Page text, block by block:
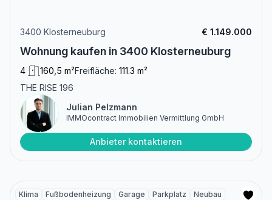
3400 Klosterneuburg € 1.149.000
Wohnung kaufen in 3400 Klosterneuburg
4 160,5 m²Freifläche: 111.3 m²
THE RISE 196
Julian Pelzmann
IMMOcontract Immobilien Vermittlung GmbH
Anbieter kontaktieren
Klima Fußbodenheizung Garage Parkplatz Neubau